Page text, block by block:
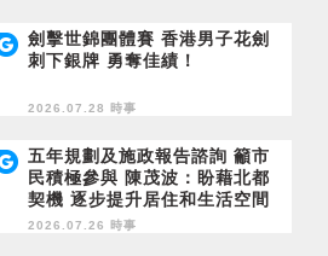
劍擊世錦團體賽 香港男子花劍
刺下銀牌 勇奪佳績！
2026.07.28 時事
五年規劃及施政報告諮詢 籲市
民積極參與 陳茂波：盼藉北都
契機 逐步提升居住和生活空間
2026.07.26 時事